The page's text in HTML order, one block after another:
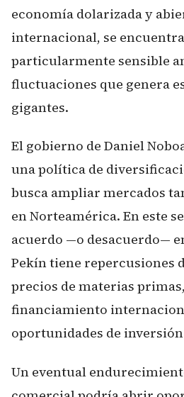
economía dolarizada y
internacional, se
particularmente sensible
fluctuaciones que genera
gigantes.
El gobierno de Daniel
una política de
busca ampliar mercados
en Norteamérica. En este
acuerdo —o desacuerdo—
Pekín tiene repercusiones
precios de materias
financiamiento
oportunidades de
Un eventual